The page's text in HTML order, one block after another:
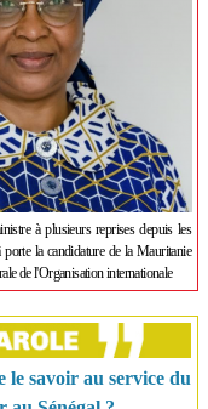
à plusieurs reprises depuis les
la candidature de la Mauritanie
de l'Organisation internationale
le savoir au service du